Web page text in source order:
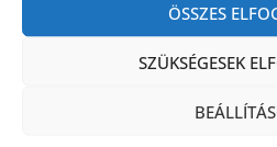
ÖSSZES
SZÜKSÉGESEK